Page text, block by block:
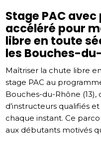
Stage PAC
accéléré pour
libre en toute
les Bouches-
Maîtriser la chute libre
stage PAC au
Bouches-du-Rhône (13),
d’instructeurs qualifiés
chaque instant. Ce
aux débutants motivés